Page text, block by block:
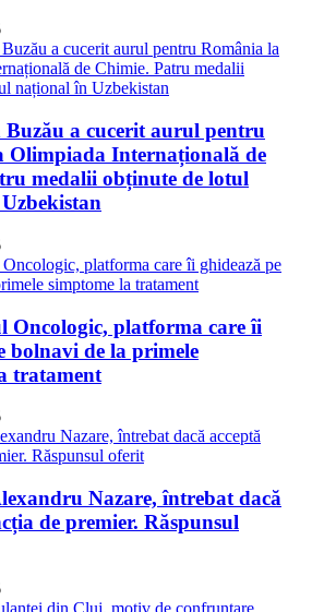
Buzău a cucerit aurul pentru
Olimpiada Internațională de
medalii obținute de lotul
Oncologic, platforma care îi
bolnavi de la primele
tratament
Nazare, întrebat dacă
de premier. Răspunsul